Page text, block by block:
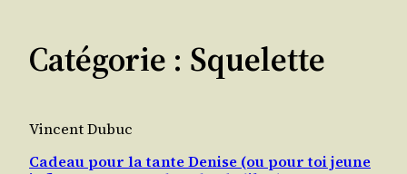
Catégorie : Squelette
Vincent Dubuc
Cadeau pour la tante Denise (ou pour toi jeune